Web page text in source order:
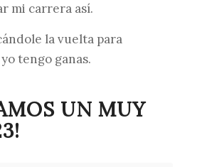
mi carrera así.
la vuelta para
tengo ganas.
UN MUY